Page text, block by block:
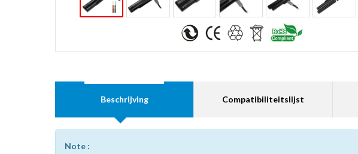
Beschrijving Compatibiliteitslijst
Note :